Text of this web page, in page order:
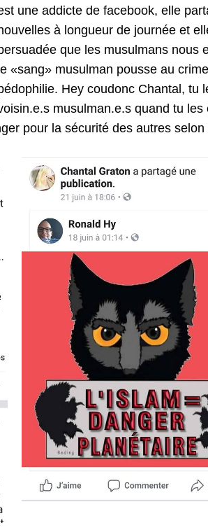
une addicte de facebook, elle
à longueur de journée et
que les musulmans nous
«sang» musulman pousse au
Hey coudonc Chantal, tu
musulman.e.s quand tu les
pour la sécurité des autres selon